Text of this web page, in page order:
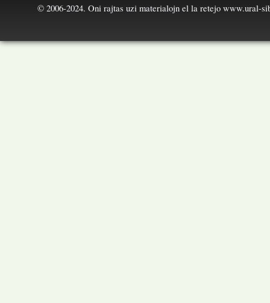
© 2006-2024. Oni rajtas uzi materialojn el la retejo www.ural-